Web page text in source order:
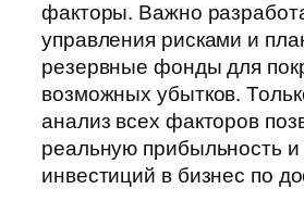
факторы. Важно
управления рисками и
резервные фонды для
возможных убытков.
анализ всех факторов
реальную прибыльность и
инвестиций в бизнес по